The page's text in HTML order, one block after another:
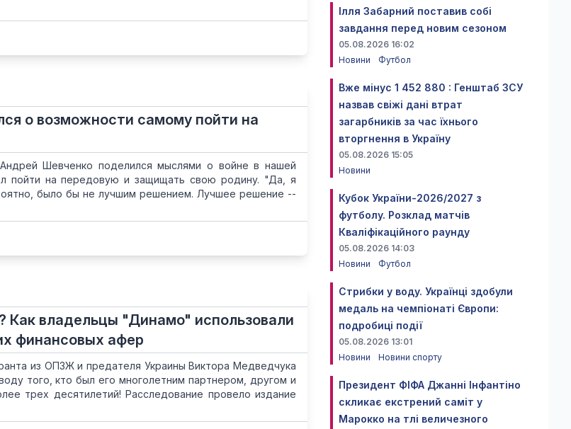
о возможности самому пойти на
Шевченко поделился мыслями о войне в нашей
пойти на передовую и защищать свою родину. "Да, я
было бы не лучшим решением. Лучшее решение --
Как владельцы "Динамо" использовали
финансовых афер
из ОПЗЖ и предателя Украины Виктора Медведчука
того, кто был его многолетним партнером, другом и
трех десятилетий! Расследование провело издание
Ілля Забарний поставив собі
завдання перед новим сезоном
05.08.2026 16:02
Новини
Футбол
Вже мінус 1 452 880 : Генштаб ЗСУ
назвав свіжі дані втрат
загарбників за час їхнього
вторгнення в Україну
05.08.2026 15:05
Новини
Кубок України-2026/2027 з
футболу. Розклад матчів
Кваліфікаційного раунду
05.08.2026 14:03
Новини
Футбол
Стрибки у воду. Українці здобули
медаль на чемпіонаті Європи:
подробиці події
05.08.2026 13:01
Новини
Новини спорту
Президент ФІФА Джанні Інфантіно
скликає екстрений саміт у
Марокко на тлі величезного